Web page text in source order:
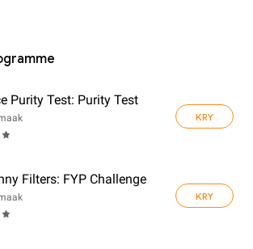
Purity Test: Purity Test
KRY
Filters: FYP Challenge
KRY